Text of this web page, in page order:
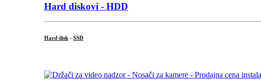
Hard diskovi - HDD
Hard disk - SSD